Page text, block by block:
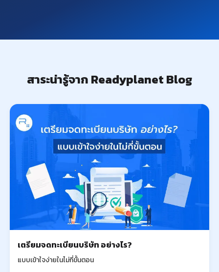
สาระน่ารู้จาก Readyplanet Blog
เตรียมจดทะเบียนบริษัท อย่างไร?
แบบเข้าใจง่ายในไม่กี่ขั้นตอน